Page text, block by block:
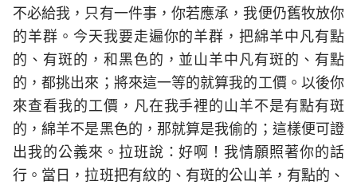
不必給我，只有一件事，你若應承，我便仍舊牧放你
的羊群。今天我要走遍你的羊群，把綿羊中凡有點
的、有斑的，和黑色的，並山羊中凡有斑的、有點
的，都挑出來；將來這一等的就算我的工價。以後你
來查看我的工價，凡在我手裡的山羊不是有點有斑
的，綿羊不是黑色的，那就算是我偷的；這樣便可證
出我的公義來。拉班說：好啊！我情願照著你的話
行。當日，拉班把有紋的、有斑的公山羊，有點的、